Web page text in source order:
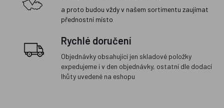
a proto budou vždy v našem sortimentu zaujímat
přednostní místo
Rychlé doručení
Objednávky obsahující jen skladové položky
expedujeme i v den objednávky, ostatní dle dodací
lhůty uvedené na eshopu